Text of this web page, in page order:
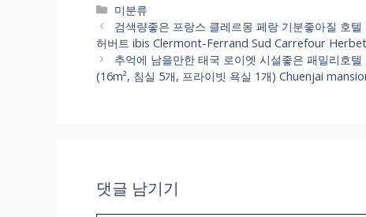
카
테
고
리
미분류
검색량좋은 프랑스 클레르몽 페랑 기분좋아질 호
허버트 ibis Clermont-Ferrand Sud Carrefour Herbet
추억에 남을만한 태국 로이엣 시설좋은 패밀리호
(16m², 침실 5개, 프라이빗 욕실 1개) Chuenjai
댓글 남기기